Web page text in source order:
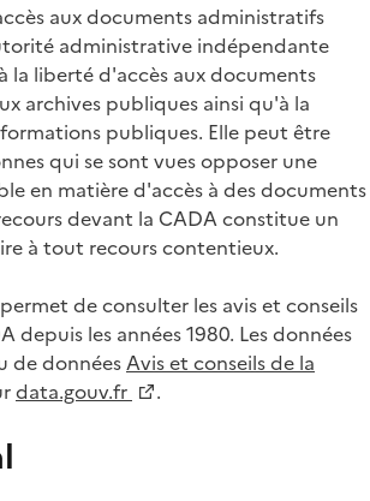
aux documents administratifs
administrative indépendante
la liberté d'accès aux documents
archives publiques ainsi qu'à la
publiques. Elle peut être
qui se sont vues opposer une
en matière d'accès à des documents
devant la CADA constitue un
à tout recours contentieux.
de consulter les avis et conseils
depuis les années 1980. Les données
de donnéesAvis et conseils de la
data.gouv.fr .